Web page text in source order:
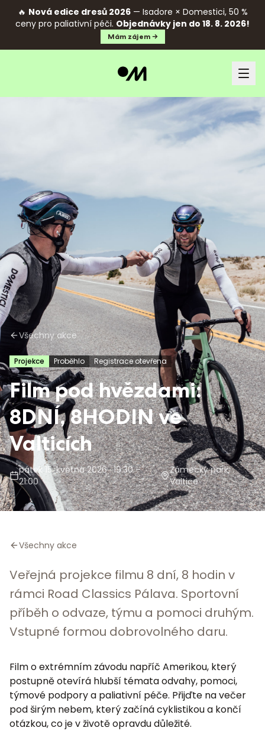
🔥 Nová edice dresů 2026— Isadore × Domestici, 50 %
ceny pro paliativní péči. Objednávky jen do 18. 8. 2026!
Mám zájem →
Všechny akce
Projekce Proběhlo Registrace otevřena
Film pod hvězdami:
8DNÍ, 8HODIN ve
Valticích
pátek 15. května 2026· 19:30 –
21:00
Zámecký park,
Valtice
Všechny akce
Veřejná projekce filmu 8 dní, 8 hodin v
rámci Road Classics Pálava. Sportovní
příběh o odvaze, týmu a pomoci druhým.
Vstupné formou dobrovolného daru.
Film o extrémním závodu napříč Amerikou, který
postupně otevírá hlubší témata odvahy, pomoci,
týmové podpory a paliativní péče. Přijďte na večer
pod širým nebem, který začíná cyklistikou a končí
otázkou, co je v životě opravdu důležité.